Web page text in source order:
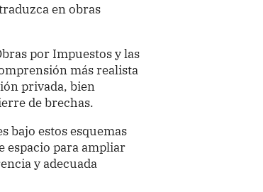
en obras
por Impuestos y las
más realista
privada, bien
de brechas.
bajo estos esquemas
para ampliar
y adecuada